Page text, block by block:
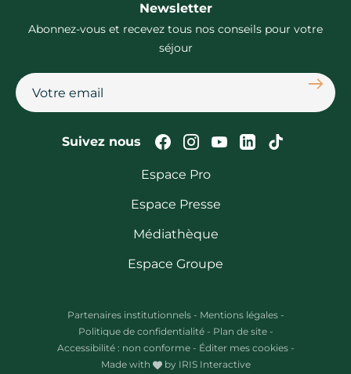
Newsletter
Abonnez-vous et recevez tous nos conseils pour votre
séjour
Suivez nous Suivez-nous sur
Suivez-nous sur
Suivez-nous
Suivez-Suivez-
Espace Pro
Espace Presse
Médiathèque
Espace Groupe
Partenaires institutionnels - Mentions légales -
Politique de confidentialité - Plan de site -
Accessibilité : non conforme - Éditer mes cookies -
Made with
by IRIS Interactive